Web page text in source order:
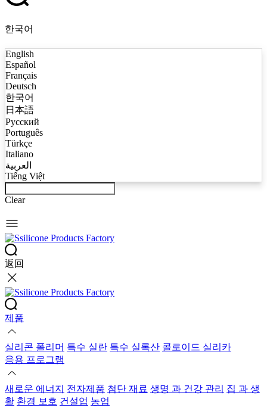
한국어
English
Español
Français
Deutsch
한국어
日本語
Русский
Português
Türkçe
Italiano
العربية
Tiếng Việt
Clear
返回
제품
실리콘 폴리머 특수 실란 특수 실록산 콜로이드 실리카
응용 프로그램
새로운 에너지 전자제품 첨단 재료 생명 과 건강 관리 집 과 생
활 환경 보호 건설업 농업